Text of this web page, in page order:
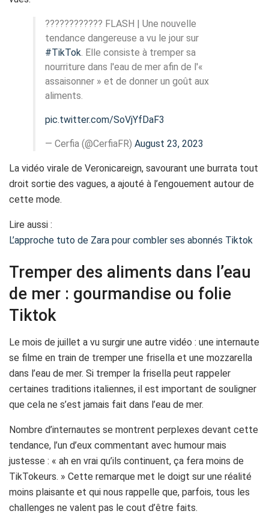
???????????? FLASH | Une nouvelle
tendance dangereuse a vu le jour sur
#TikTok . Elle consiste à tremper sa
nourriture dans l'eau de mer afin de l'«
assaisonner » et de donner un goût aux
aliments.
pic.twitter.com/SoVjYfDaF3
— Cerfia (@CerfiaFR) August 23, 2023
La vidéo virale de Veronicareign, savourant une burrata tout
droit sortie des vagues, a ajouté à l’engouement autour de
cette mode.
Lire aussi :
L’approche tuto de Zara pour combler ses abonnés Tiktok
Tremper des aliments dans l’eau
de mer : gourmandise ou folie
Tiktok
Le mois de juillet a vu surgir une autre vidéo : une internaute
se filme en train de tremper une frisella et une mozzarella
dans l’eau de mer. Si tremper la frisella peut rappeler
certaines traditions italiennes, il est important de souligner
que cela ne s’est jamais fait dans l’eau de mer.
Nombre d’internautes se montrent perplexes devant cette
tendance, l’un d’eux commentant avec humour mais
justesse : « ah en vrai qu’ils continuent, ça fera moins de
TikTokeurs. » Cette remarque met le doigt sur une réalité
moins plaisante et qui nous rappelle que, parfois, tous les
challenges ne valent pas le cout d’être faits.